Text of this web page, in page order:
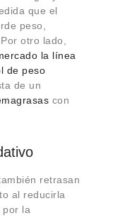
que el
peso,
otro lado,
la línea
de peso
de un
con
retrasan
al reducirla
por la